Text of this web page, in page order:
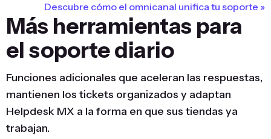
Descubre cómo el omnicanal unifica tu soporte »
Más herramientas para
el soporte diario
Funciones adicionales que aceleran las respuestas,
mantienen los tickets organizados y adaptan
Helpdesk MX a la forma en que sus tiendas ya
trabajan.